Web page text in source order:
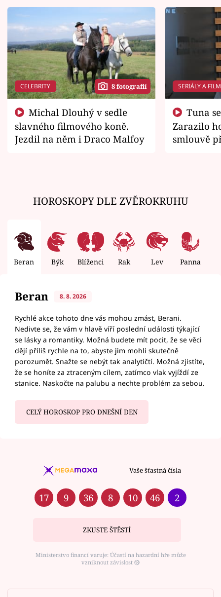
CELEBRITY 8 fotografií
slavného filmového koně.
Jezdil na něm i Draco Malfoy
SERIÁLY A
Zarazilo
smlouvě
HOROSKOPY DLE ZVĚROKRUHU
Beran Býk Blíženci Rak Lev Panna
Beran 8. 8. 2026
Rychlé akce tohoto dne vás mohou zmást, Berani.
Nedivte se, že vám v hlavě víří poslední události týkající
se lásky a romantiky. Možná budete mít pocit, že se věci
dějí příliš rychle na to, abyste jim mohli skutečně
porozumět. Snažte se nebýt tak analytičtí. Možná zjistíte,
že se honíte za ztraceným cílem, zatímco vlak vyjíždí ze
stanice. Naskočte na palubu a nechte problém za sebou.
CELÝ HOROSKOP PRO DNEŠNÍ DEN
Vaše šťastná čísla
17 9 36 8 10 46 2
ZKUSTE ŠTĚSTÍ
Ministerstvo financí varuje: Účastí na hazardní hře může
vzniknout závislost ⑱